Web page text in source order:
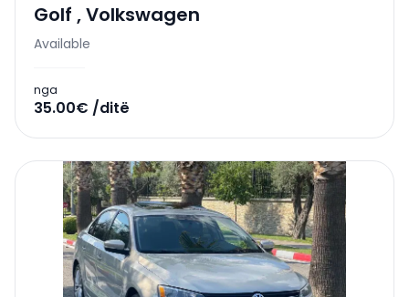
Golf ,Volkswagen
Available
nga
35.00€ /ditë